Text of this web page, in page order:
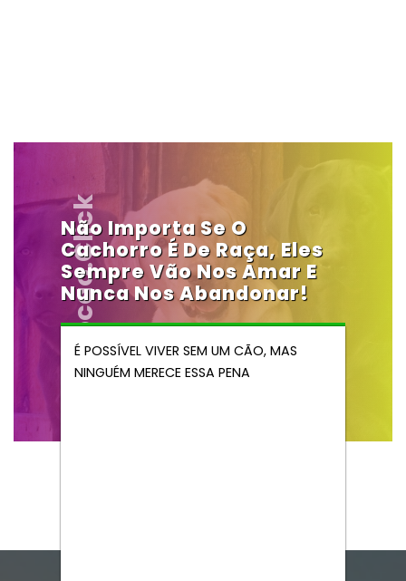
Vendocao.click
Não Importa Se O
Cachorro É De Raça, Eles
Sempre Vão Nos Amar E
Nunca Nos Abandonar!
É POSSÍVEL VIVER SEM UM CÃO, MAS
NINGUÉM MERECE ESSA PENA